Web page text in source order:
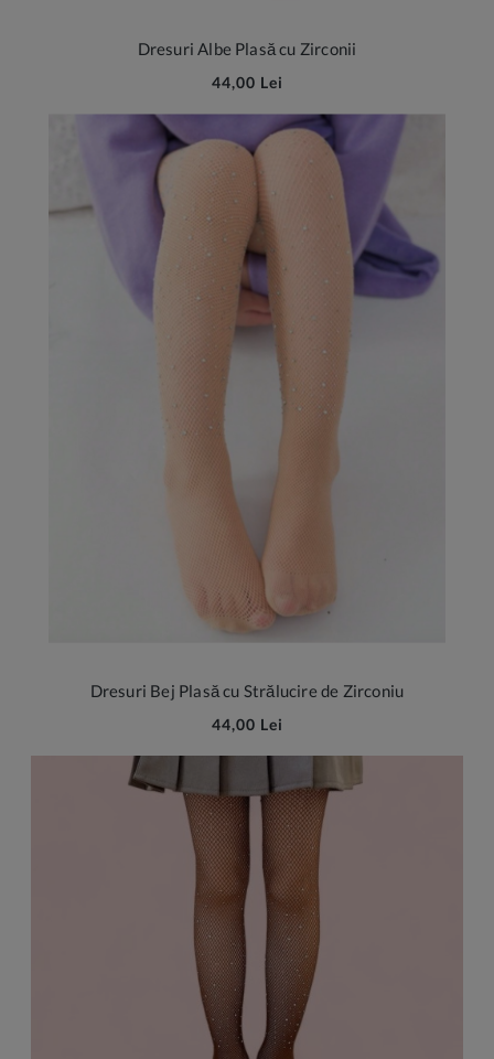
Dresuri Albe Plasă cu Zirconii
44,00 Lei
Dresuri Bej Plasă cu Strălucire de Zirconiu
44,00 Lei